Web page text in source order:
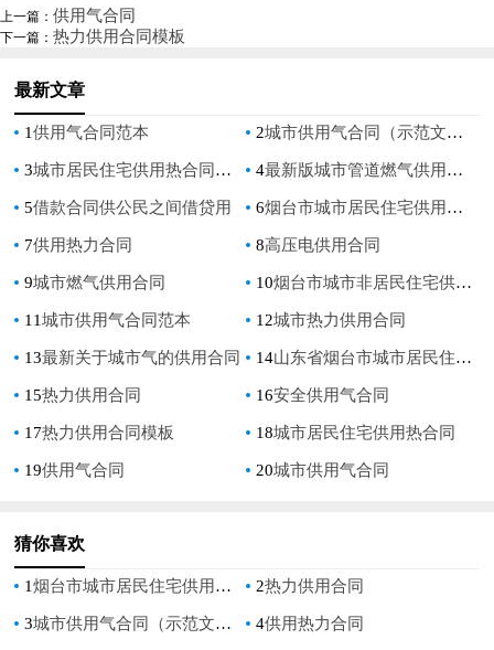
上一篇： 供用气合同
下一篇： 热力供用合同模板
最新文章
1供用气合同范本 2城市供用气合同（示范文本）
3城市居民住宅供用热合同范本 4最新版城市管道燃气供用气合同
5借款合同供公民之间借贷用 6烟台市城市居民住宅供用合同
7供用热力合同 8高压电供用合同
9城市燃气供用合同 10烟台市城市非居民住宅供用热合同
11城市供用气合同范本 12城市热力供用合同
13最新关于城市气的供用合同 14山东省烟台市城市居民住宅供用热合同
15热力供用合同 16安全供用气合同
17热力供用合同模板 18城市居民住宅供用热合同
19供用气合同 20城市供用气合同
猜你喜欢
1烟台市城市居民住宅供用合同 2热力供用合同
3城市供用气合同（示范文本） 4供用热力合同